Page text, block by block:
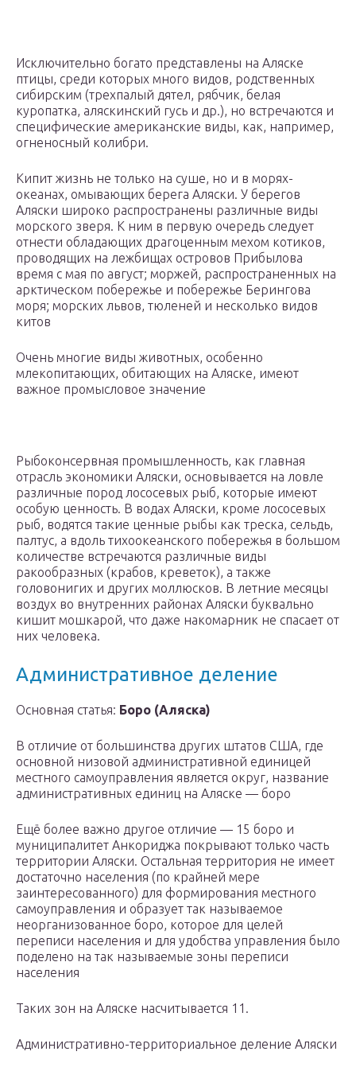
Исключительно богато представлены на Аляске
птицы, среди которых много видов, родственных
сибирским (трехпалый дятел, рябчик, белая
куропатка, аляскинский гусь и др.), но встречаются и
специфические американские виды, как, например,
огненосный колибри.
Кипит жизнь не только на суше, но и в морях-
океанах, омывающих берега Аляски. У берегов
Аляски широко распространены различные виды
морского зверя. К ним в первую очередь следует
отнести обладающих драгоценным мехом котиков,
проводящих на лежбищах островов Прибылова
время с мая по август; моржей, распространенных на
арктическом побережье и побережье Берингова
моря; морских львов, тюленей и несколько видов
китов
Очень многие виды животных, особенно
млекопитающих, обитающих на Аляске, имеют
важное промысловое значение
Рыбоконсервная промышленность, как главная
отрасль экономики Аляски, основывается на ловле
различные пород лососевых рыб, которые имеют
особую ценность. В водах Аляски, кроме лососевых
рыб, водятся такие ценные рыбы как треска, сельдь,
палтус, а вдоль тихоокеанского побережья в большом
количестве встречаются различные виды
ракообразных (крабов, креветок), а также
головонигих и других моллюсков. В летние месяцы
воздух во внутренних районах Аляски буквально
кишит мошкарой, что даже накомарник не спасает от
них человека.
Административное деление
Основная статья: Боро (Аляска)
В отличие от большинства других штатов США, где
основной низовой административной единицей
местного самоуправления является округ, название
административных единиц на Аляске — боро
Ещё более важно другое отличие — 15 боро и
муниципалитет Анкориджа покрывают только часть
территории Аляски. Остальная территория не имеет
достаточно населения (по крайней мере
заинтересованного) для формирования местного
самоуправления и образует так называемое
неорганизованное боро, которое для целей
переписи населения и для удобства управления было
поделено на так называемые зоны переписи
населения
Таких зон на Аляске насчитывается 11.
Административно-территориальное деление Аляски